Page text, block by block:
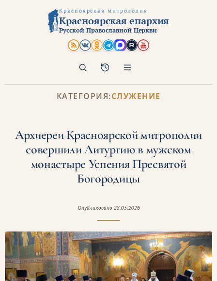
Красноярская митрополия
Красноярская епархия
Русской Православной Церкви
Архив
Поиск
КАТЕГОРИЯ:СЛУЖЕНИЕ
Архиереи Красноярской митрополии
совершили Литургию в мужском
монастыре Успения Пресвятой
Богородицы
Опубликовано 28.05.2026